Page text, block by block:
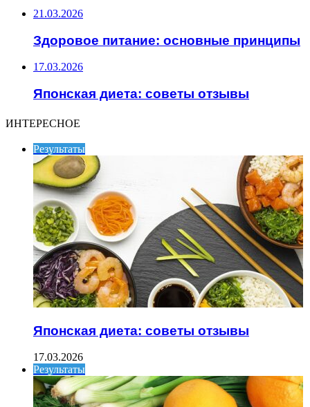
21.03.2026
Здоровое питание: основные принципы
17.03.2026
Японская диета: советы отзывы
ИНТЕРЕСНОЕ
Результаты
Японская диета: советы отзывы
17.03.2026
Результаты